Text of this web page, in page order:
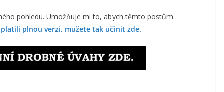
pohledu. Umožňuje mi to, abych těmto postům
plnou verzi, můžete tak učinit zde.